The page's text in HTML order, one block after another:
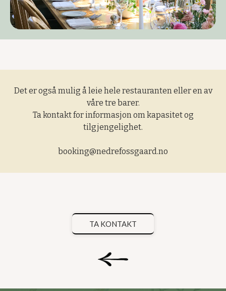
Det er også mulig å leie hele restauranten eller en av
våre tre barer.
Ta kontakt for informasjon om kapasitet og
tilgjengelighet.
booking@nedrefossgaard.no
TA KONTAKT